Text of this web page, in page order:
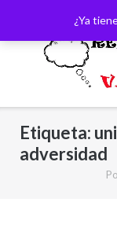
¿Ya
contenido
Etiqueta:
adversidad